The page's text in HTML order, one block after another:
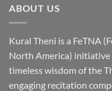
ABOUT US
Kural Theni is a FeTNA
North America) initiative
timeless wisdom of the
engaging recitation